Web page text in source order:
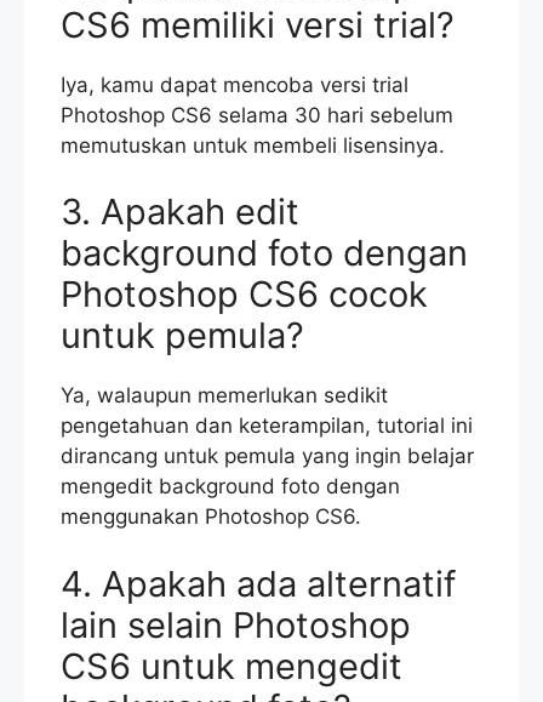
CS6 memiliki versi trial?
Iya, kamu dapat mencoba versi trial
Photoshop CS6 selama 30 hari sebelum
memutuskan untuk membeli lisensinya.
3. Apakah edit
background foto dengan
Photoshop CS6 cocok
untuk pemula?
Ya, walaupun memerlukan sedikit
pengetahuan dan keterampilan, tutorial ini
dirancang untuk pemula yang ingin belajar
mengedit background foto dengan
menggunakan Photoshop CS6.
4. Apakah ada alternatif
lain selain Photoshop
CS6 untuk mengedit